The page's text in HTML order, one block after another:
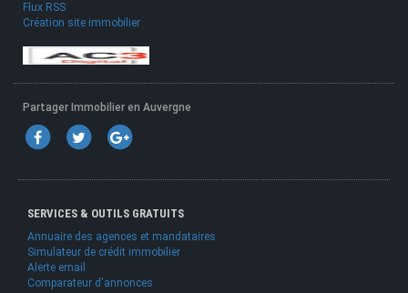
Flux RSS
Création site immobilier
Partager Immobilier en Auvergne
SERVICES & OUTILS GRATUITS
Annuaire des agences et mandataires
Simulateur de crédit immobilier
Alerte email
Comparateur d'annonces